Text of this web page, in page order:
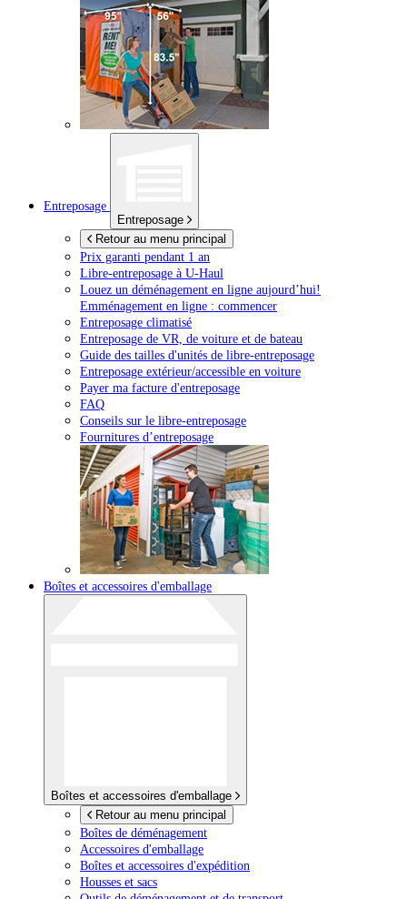
Entreposage
Entreposage
Retour au menu principal
Prix garanti pendant 1 an
Libre-entreposage à U-Haul
Louez un déménagement en ligne aujourd’hui!
Emménagement en ligne : commencer
Entreposage climatisé
Entreposage de VR, de voiture et de bateau
Guide des tailles d'unités de libre-entreposage
Entreposage extérieur/accessible en voiture
Payer ma facture d'entreposage
FAQ
Conseils sur le libre-entreposage
Fournitures d’entreposage
Boîtes et accessoires d'emballage
Boîtes et accessoires d'emballage
Retour au menu principal
Boîtes de déménagement
Accessoires d'emballage
Boîtes et accessoires d'expédition
Housses et sacs